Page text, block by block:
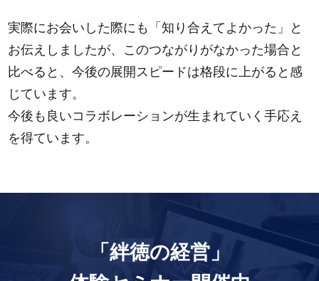
実際にお会いした際にも「知り合えてよかった」と
お伝えしましたが、このつながりがなかった場合と
比べると、今後の展開スピードは格段に上がると感
じています。
今後も良いコラボレーションが生まれていく手応え
を得ています。
「絆徳の経営」